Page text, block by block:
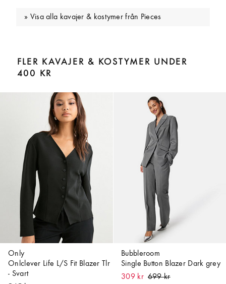
Visa alla kavajer & kostymer från Pieces
FLER KAVAJER & KOSTYMER UNDER
400 KR
Only
Onlclever Life L/S Fit Blazer Tlr
- Svart
Bubbleroom
Single Button Blazer Dark grey
309 kr